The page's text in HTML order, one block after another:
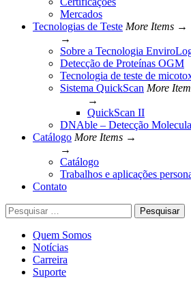
Mercados
Tecnologias de Teste More Items →
→
Sobre a Tecnologia
Detecção de Proteínas OGM
Tecnologia de teste de
Sistema QuickScan More
→
QuickScan II
DNAble – Detecção
Catálogo More Items →
→
Catálogo
Trabalhos e aplicações
Contato
Pesquisar
por:
Quem Somos
Notícias
Carreira
Suporte